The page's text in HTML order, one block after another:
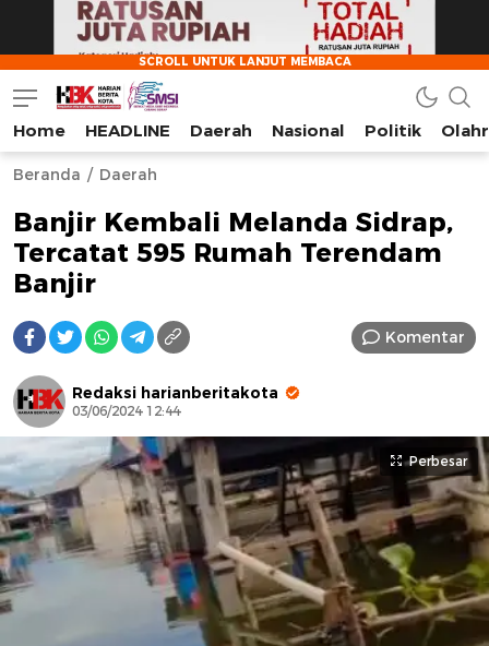
HarianBeritaKota
Mengabarkan Setiap Detil, Sudut, dan Cerita Kota
Home HEADLINE Daerah Nasional Politik
Beranda Daerah
Banjir Kembali Melanda Sidrap,
Tercatat 595 Rumah Terendam
Banjir
Komentar
Redaksi harianberitakota
03/06/2024 12:44
Perbesar